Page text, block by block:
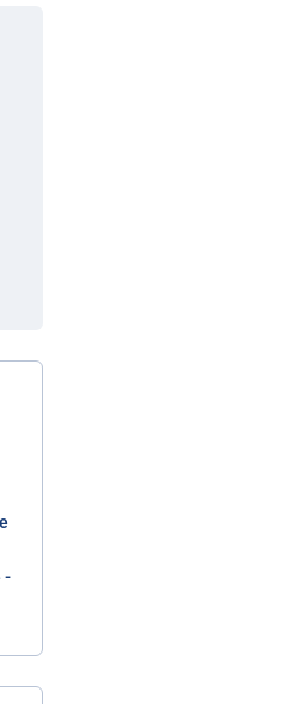
-